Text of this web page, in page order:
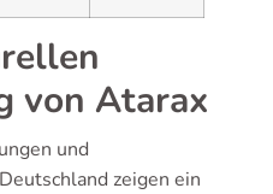
von Atarax
und
zeigen ein